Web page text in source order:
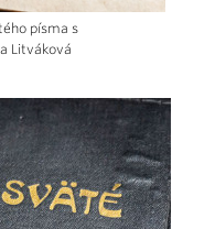
písma s
Litváková